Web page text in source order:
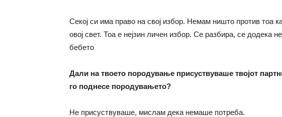
Секој си има право на свој избор. Немам ништо против тоа
овој свет. Тоа е нејзин личен избор. Се разбира, се додека
бебето
Дали на твоето породување присуствуваше твојот
го поднесе породувањето?
Не присуствуваше, мислам дека немаше потреба.